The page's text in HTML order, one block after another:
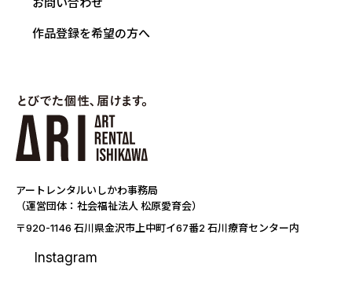
アートレンタルいしかわ事務局
（運営団体：社会福祉法人 松原愛育会）
〒920-1146 石川県金沢市上中町イ67番2 石川療育センター内
Instagram
作品登録を希望の方へ